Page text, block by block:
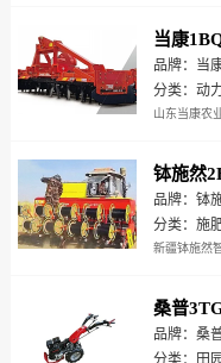
当康
品牌：当
分类：动
山东当康农
钵施然
品牌：钵
分类：施
新疆钵施然
桑普
品牌：桑
分类：田